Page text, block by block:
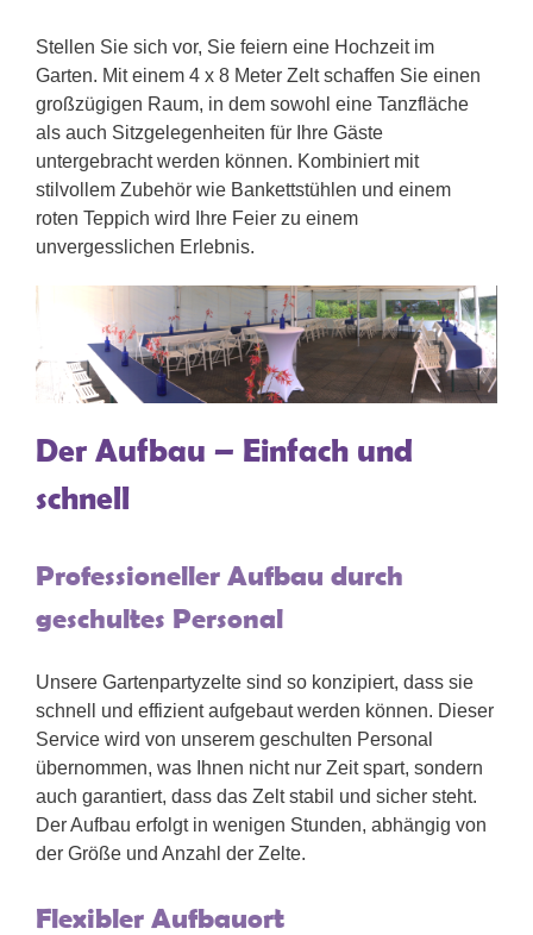
Stellen Sie sich vor, Sie feiern eine Hochzeit im
Garten. Mit einem 4 x 8 Meter Zelt schaffen Sie einen
großzügigen Raum, in dem sowohl eine Tanzfläche
als auch Sitzgelegenheiten für Ihre Gäste
untergebracht werden können. Kombiniert mit
stilvollem Zubehör wie Bankettstühlen und einem
roten Teppich wird Ihre Feier zu einem
unvergesslichen Erlebnis.
Der Aufbau – Einfach und
schnell
Professioneller Aufbau durch
geschultes Personal
Unsere Gartenpartyzelte sind so konzipiert, dass sie
schnell und effizient aufgebaut werden können. Dieser
Service wird von unserem geschulten Personal
übernommen, was Ihnen nicht nur Zeit spart, sondern
auch garantiert, dass das Zelt stabil und sicher steht.
Der Aufbau erfolgt in wenigen Stunden, abhängig von
der Größe und Anzahl der Zelte.
Flexibler Aufbauort